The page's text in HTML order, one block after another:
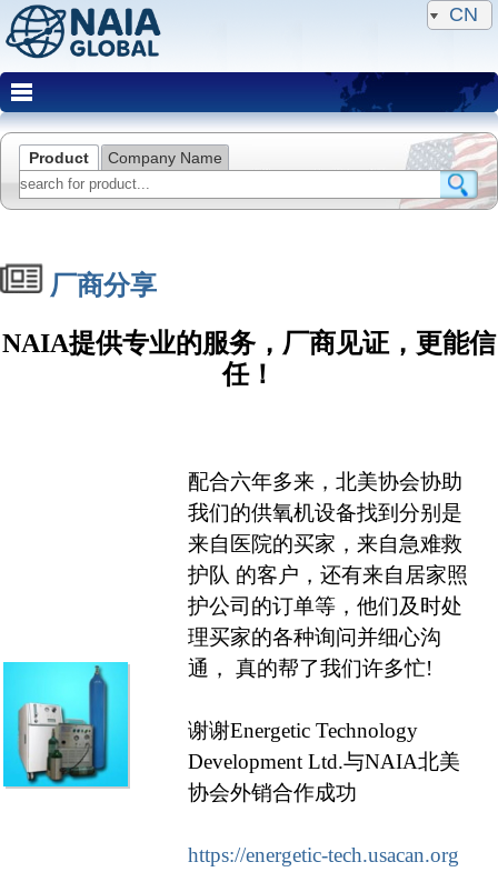
CN
Product Company Name
厂商分享
NAIA提供专业的服务，厂商见证，更能信
任！
配合六年多来，北美协会协助
我们的供氧机设备找到分别是
来自医院的买家，来自急难救
护队 的客户，还有来自居家照
护公司的订单等，他们及时处
理买家的各种询问并细心沟
通， 真的帮了我们许多忙!
谢谢Energetic Technology
Development Ltd.与NAIA北美
协会外销合作成功
https://energetic-tech.usacan.org